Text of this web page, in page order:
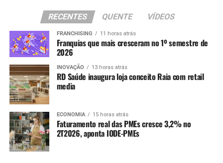
RECENTES QUENTE VÍDEOS
FRANCHISING 11 horas atrás
Franquias que mais cresceram no 1º semestre de
2026
INOVAÇÃO 13 horas atrás
RD Saúde inaugura loja conceito Raia com retail
media
ECONOMIA 15 horas atrás
Faturamento real das PMEs cresce 3,2% no
2T2026, aponta IODE-PMEs